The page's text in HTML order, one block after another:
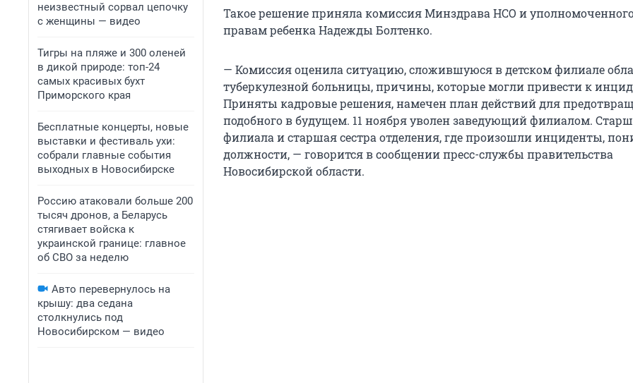
неизвестный сорвал цепочку
с женщины — видео
Тигры на пляже и 300 оленей
в дикой природе: топ-24
самых красивых бухт
Приморского края
Бесплатные концерты, новые
выставки и фестиваль ухи:
собрали главные события
выходных в Новосибирске
Россию атаковали больше 200
тысяч дронов, а Беларусь
стягивает войска к
украинской границе: главное
об СВО за неделю
Авто перевернулось на
крышу: два седана
столкнулись под
Новосибирском — видео
Такое решение приняла комиссия Минздрава НСО и
правам ребенка Надежды Болтенко.
— Комиссия оценила ситуацию, сложившуюся в детском филиале
туберкулезной больницы, причины, которые могли привести к
Приняты кадровые решения, намечен план действий для
подобного в будущем. 11 ноября уволен заведующий филиалом.
филиала и старшая сестра отделения, где произошли инциденты,
должности, — говорится в сообщении пресс-службы правительства
Новосибирской области.